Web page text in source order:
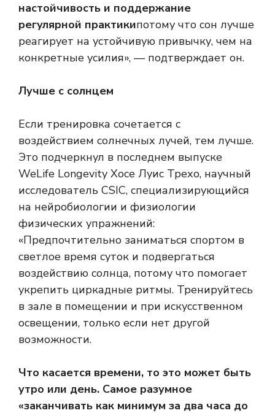
настойчивость и поддержание
регулярной практикипотому что сон лучше
реагирует на устойчивую привычку, чем на
конкретные усилия», — подтверждает он.
Лучше с солнцем
Если тренировка сочетается с
воздействием солнечных лучей, тем лучше.
Это подчеркнул в последнем выпуске
WeLife Longevity Хосе Луис Трехо, научный
исследователь CSIC, специализирующийся
на нейробиологии и физиологии
физических упражнений:
«Предпочтительно заниматься спортом в
светлое время суток и подвергаться
воздействию солнца, потому что помогает
укрепить циркадные ритмы. Тренируйтесь
в зале в помещении и при искусственном
освещении, только если нет другой
возможности.
Что касается времени, то это может быть
утро или день. Самое разумное
«заканчивать как минимум за два часа до